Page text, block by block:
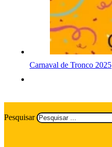
Carnaval de Tronco 2025
Pesquisar